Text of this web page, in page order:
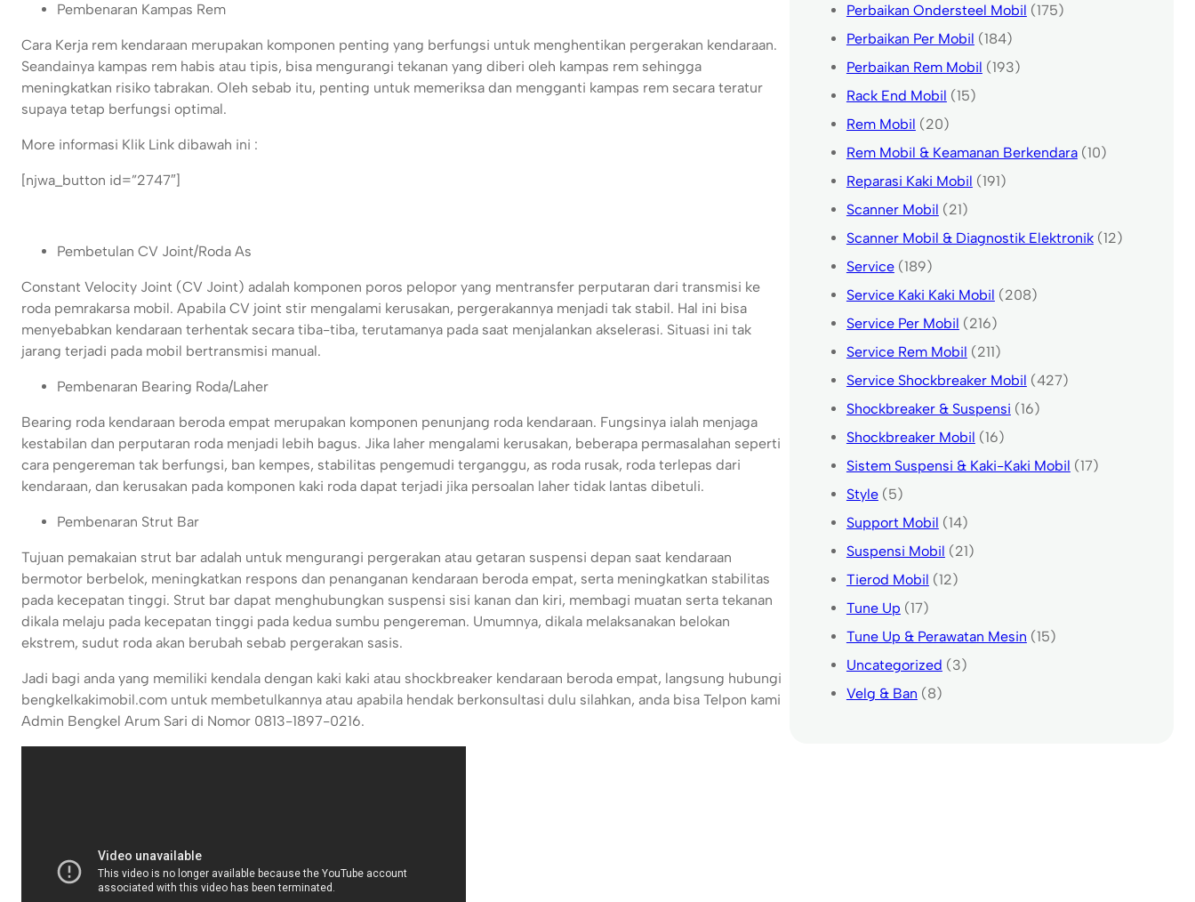
Pembenaran Kampas Rem
Cara Kerja rem kendaraan merupakan komponen penting yang berfungsi untuk menghentikan pergerakan kendaraan.
Seandainya kampas rem habis atau tipis, bisa mengurangi tekanan yang diberi oleh kampas rem sehingga
meningkatkan risiko tabrakan. Oleh sebab itu, penting untuk memeriksa dan mengganti kampas rem secara teratur
supaya tetap berfungsi optimal.
More informasi Klik Link dibawah ini :
[njwa_button id=”2747″]
Pembetulan CV Joint/Roda As
Constant Velocity Joint (CV Joint) adalah komponen poros pelopor yang mentransfer perputaran dari transmisi ke
roda pemrakarsa mobil. Apabila CV joint stir mengalami kerusakan, pergerakannya menjadi tak stabil. Hal ini bisa
menyebabkan kendaraan terhentak secara tiba-tiba, terutamanya pada saat menjalankan akselerasi. Situasi ini tak
jarang terjadi pada mobil bertransmisi manual.
Pembenaran Bearing Roda/Laher
Bearing roda kendaraan beroda empat merupakan komponen penunjang roda kendaraan. Fungsinya ialah menjaga
kestabilan dan perputaran roda menjadi lebih bagus. Jika laher mengalami kerusakan, beberapa permasalahan seperti
cara pengereman tak berfungsi, ban kempes, stabilitas pengemudi terganggu, as roda rusak, roda terlepas dari
kendaraan, dan kerusakan pada komponen kaki roda dapat terjadi jika persoalan laher tidak lantas dibetuli.
Pembenaran Strut Bar
Tujuan pemakaian strut bar adalah untuk mengurangi pergerakan atau getaran suspensi depan saat kendaraan
bermotor berbelok, meningkatkan respons dan penanganan kendaraan beroda empat, serta meningkatkan stabilitas
pada kecepatan tinggi. Strut bar dapat menghubungkan suspensi sisi kanan dan kiri, membagi muatan serta tekanan
dikala melaju pada kecepatan tinggi pada kedua sumbu pengereman. Umumnya, dikala melaksanakan belokan
ekstrem, sudut roda akan berubah sebab pergerakan sasis.
Jadi bagi anda yang memiliki kendala dengan kaki kaki atau shockbreaker kendaraan beroda empat, langsung hubungi
bengkelkakimobil.com untuk membetulkannya atau apabila hendak berkonsultasi dulu silahkan, anda bisa Telpon kami
Admin Bengkel Arum Sari di Nomor 0813-1897-0216.
Perbaikan Ondersteel Mobil (175)
Perbaikan Per Mobil (184)
Perbaikan Rem Mobil (193)
Rack End Mobil (15)
Rem Mobil (20)
Rem Mobil & Keamanan Berkendara(10)
Reparasi Kaki Mobil (191)
Scanner Mobil (21)
Scanner Mobil & Diagnostik Elektronik(12)
Service(189)
Service Kaki Kaki Mobil (208)
Service Per Mobil (216)
Service Rem Mobil (211)
Service Shockbreaker Mobil (427)
Shockbreaker & Suspensi (16)
Shockbreaker Mobil (16)
Sistem Suspensi & Kaki-Kaki Mobil (17)
Style(5)
Support Mobil (14)
Suspensi Mobil (21)
Tierod Mobil (12)
Tune Up (17)
Tune Up & Perawatan Mesin (15)
Uncategorized (3)
Velg & Ban (8)